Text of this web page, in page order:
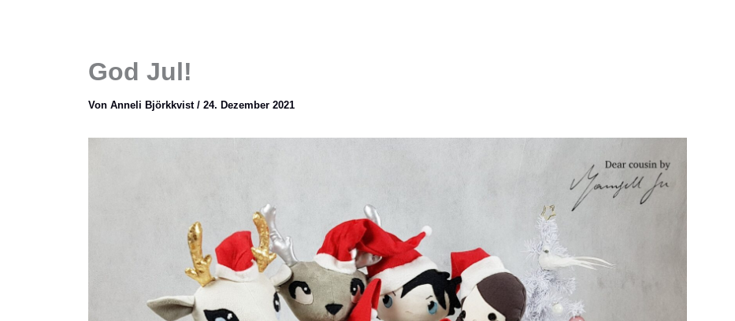
God Jul!
Von Anneli Björkkvist / 24. Dezember 2021